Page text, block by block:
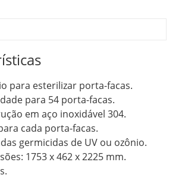
para esterilizar porta-facas.
para 54 porta-facas.
em aço inoxidável 304.
cada porta-facas.
germicidas de UV ou ozônio.
1753 x 462 x 2225 mm.